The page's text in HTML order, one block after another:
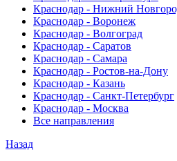
Краснодар - Нижний
Краснодар - Воронеж
Краснодар - Волгоград
Краснодар - Саратов
Краснодар - Самара
Краснодар - Ростов-на-Дону
Краснодар - Казань
Краснодар - Санкт-Петербург
Краснодар - Москва
Все направления
Назад